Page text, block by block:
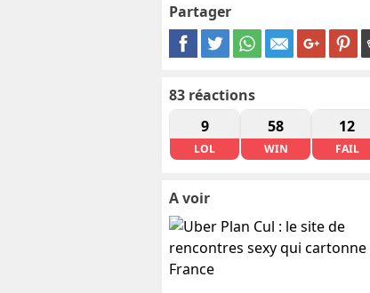
Partager
83 réactions
9
LOL
58
WIN
12
FAIL
A voir